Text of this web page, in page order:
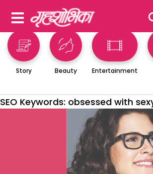
Story Beauty Entertainment
SEO Keywords: obsessed with